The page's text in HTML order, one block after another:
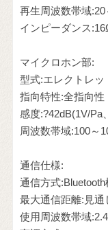
再生周波数帯域:20
インピーダンス
マイクロホン部:
型式:エレクトレッ
指向特性:全指向性
感度:?42dB(1V/Pa
周波数帯域:100～
通信仕様:
通信方式
最大通信距離:見
使用周波数帯域